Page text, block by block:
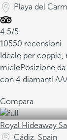
Playa del
4.5/5
10550 recensioni
Ideale per
mielePosizione
con 4 diamanti
Compara
Royal Hideaway
Cádiz, Spain